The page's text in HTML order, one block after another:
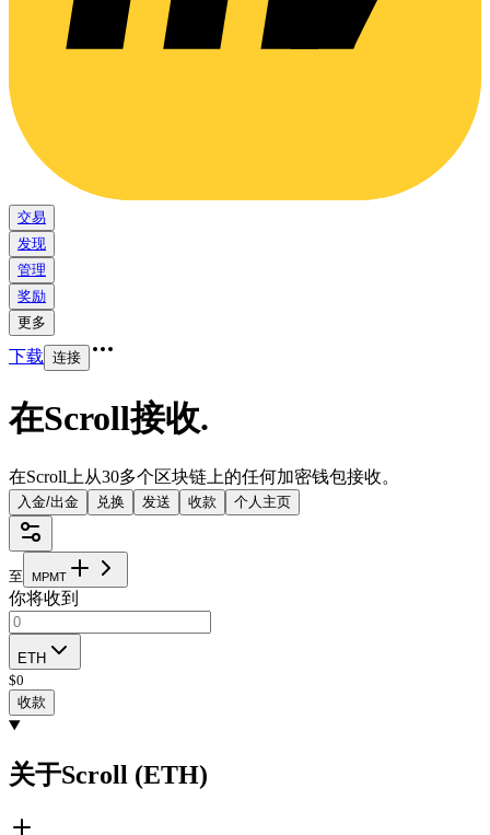
交易
发现
管理
奖励
更多
下载 连接
在Scroll接收.
在Scroll上从30多个区块链上的任何加密钱包接收。
入金/出金 兑换 发送 收款 个人主页
至 MPMT
你将收到
ETH
$0
收款
关于Scroll (ETH)